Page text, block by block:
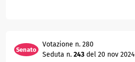
Senato
Votazione n. 280
Seduta n. 243 del 20 nov 2024